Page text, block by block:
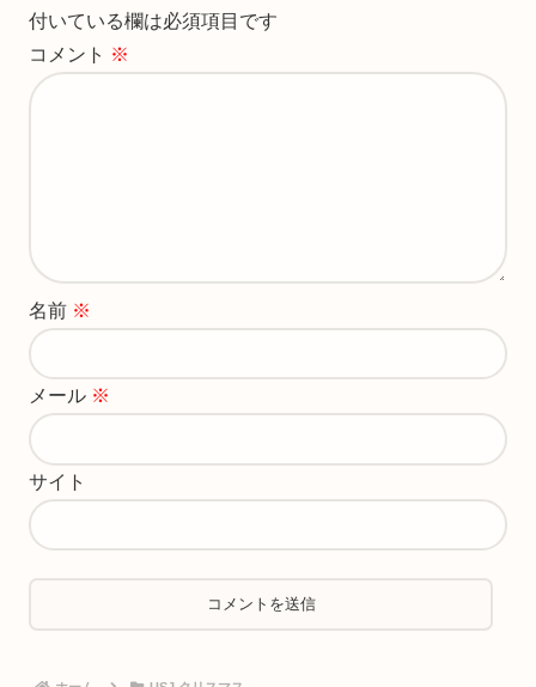
付いている欄は必須項目です
コメント ※
名前 ※
メール ※
サイト